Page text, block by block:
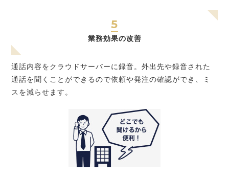
5
業務効果の改善
通話内容をクラウドサーバーに録音。外出先や録音された
通話を聞くことができるので依頼や発注の確認ができ、ミ
スを減らせます。